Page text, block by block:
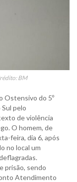
BM
Ostensivo do 5º
pelo
de violência
O homem, de
feira, dia 6, após
no local um
prisão, sendo
Atendimento